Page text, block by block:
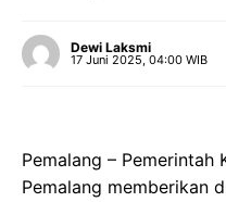
Dewi Laksmi
17 Juni 2025, 04:00 WIB
Pemalang – Pemerintah
Pemalang memberikan